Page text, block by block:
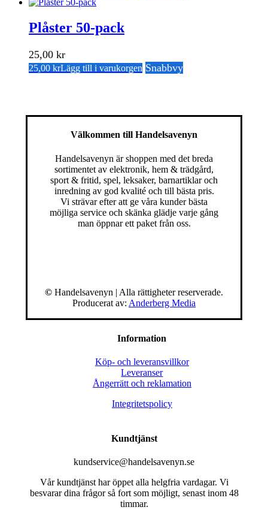
Plåster 50-pack
25,00 kr
25,00 krLägg till i varukorgen Snabbvy
Välkommen till Handelsavenyn
Handelsavenyn är shoppen med det breda
sortimentet av elektronik, hem & trädgård,
sport & fritid, spel, leksaker, barnartiklar och
inredning av god kvalité och till bästa pris.
Vi strävar efter att ge våra kunder bästa
möjliga service och skänka glädje varje gång
man öppnar ett paket från oss.
© Handelsavenyn | Alla rättigheter reserverade.
Producerat av: Anderberg Media
Information
Köp- och leveransvillkor
Leveranser
Ångerrätt och reklamation
Integritetspolicy
Kundtjänst
kundservice@handelsavenyn.se
Vår kundtjänst har öppet alla helgfria vardagar. Vi
besvarar dina frågor så fort som möjligt, senast inom 48
timmar.